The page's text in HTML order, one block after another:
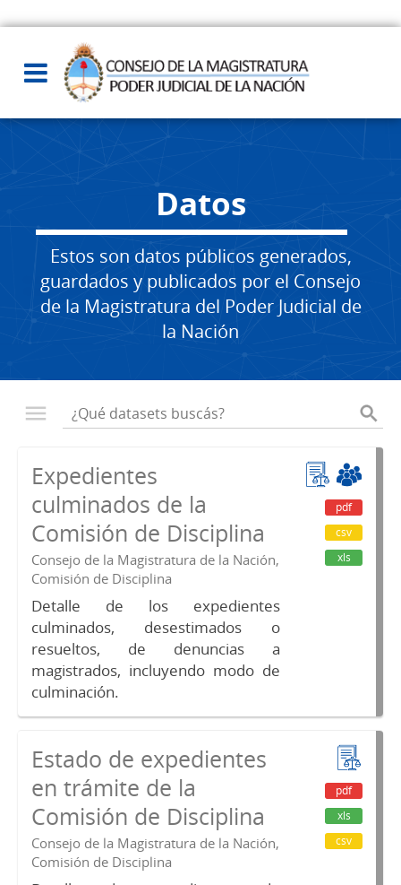
Datos
Estos son datos públicos generados,
guardados y publicados por el Consejo
de la Magistratura del Poder Judicial de
la Nación
Expedientes
culminados de la
Comisión de Disciplina
Consejo de la Magistratura de la Nación,
Comisión de Disciplina
Detalle de los expedientes
culminados, desestimados o
resueltos, de denuncias a
magistrados, incluyendo modo de
culminación.
pdf
csv
xls
Estado de expedientes
en trámite de la
Comisión de Disciplina
Consejo de la Magistratura de la Nación,
Comisión de Disciplina
pdf
xls
csv